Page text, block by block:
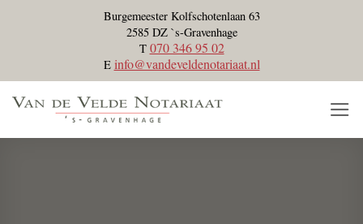
Burgemeester Kolfschotenlaan 63
2585 DZ `s-Gravenhage
T 070 346 95 02
E info@vandeveldenotariaat.nl